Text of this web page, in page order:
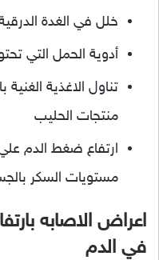
خلل في الغدة
أدوية الحمل التي
تناول الاغذية الغنية
منتجات الحليب
ارتفاع ضغط الدم علي
مستويات السكر
اعراض الاصابه
في الدم